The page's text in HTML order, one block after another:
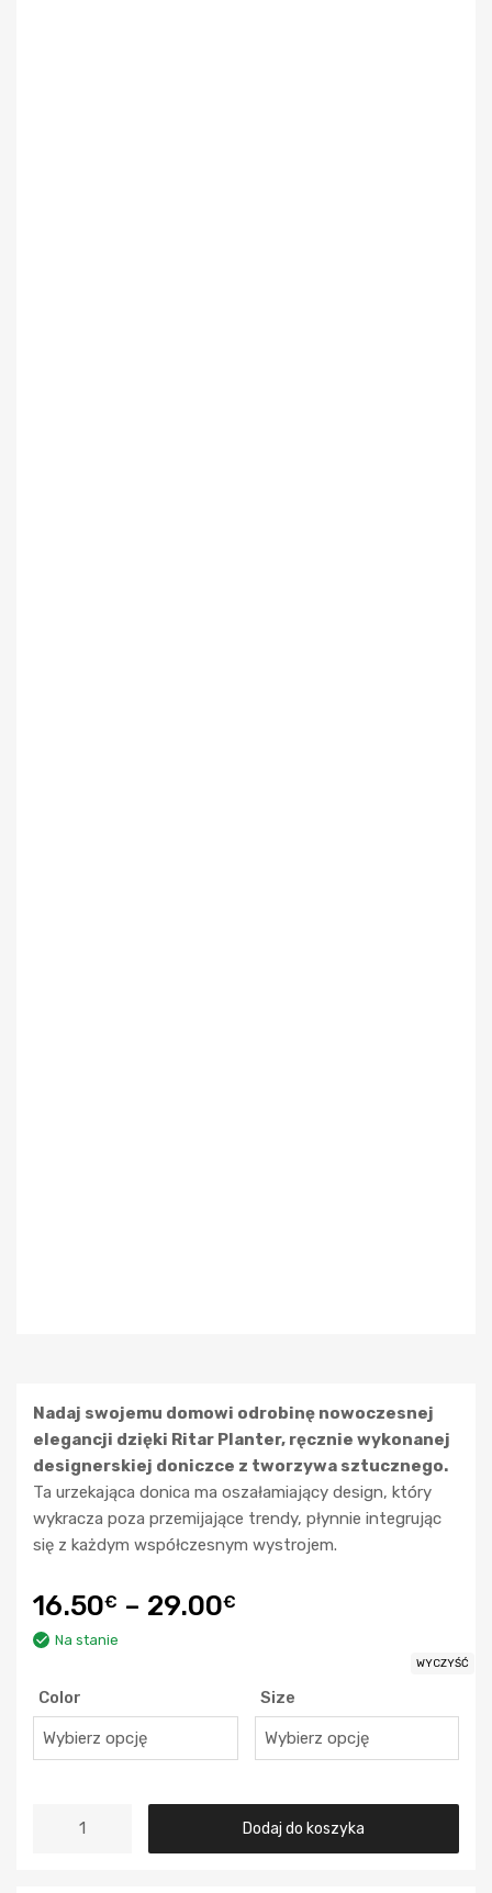
Nadaj swojemu domowi odrobinę nowoczesnej
elegancji dzięki Ritar Planter, ręcznie wykonanej
designerskiej doniczce z tworzywa sztucznego.
Ta urzekająca donica ma oszałamiający design, który
wykracza poza przemijające trendy, płynnie integrując
się z każdym współczesnym wystrojem.
16.50€ – 29.00€
Na stanie
Color Size
WYCZYŚĆ
Dodaj do koszyka